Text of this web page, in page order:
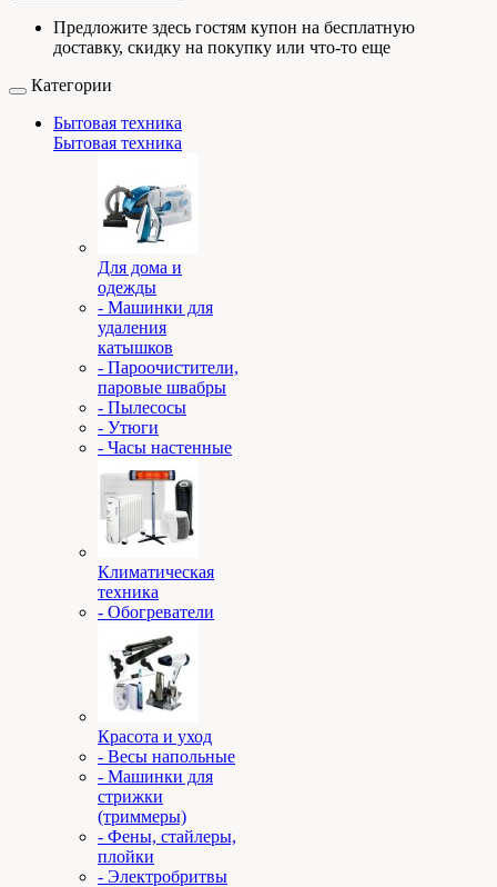
Предложите здесь гостям купон на бесплатную
доставку, скидку на покупку или что-то еще
Категории
Бытовая техника
Бытовая техника
Для дома и
одежды
- Машинки для
удаления
катышков
- Пароочистители,
паровые швабры
- Пылесосы
- Утюги
- Часы настенные
Климатическая
техника
- Обогреватели
Красота и уход
- Весы напольные
- Машинки для
стрижки
(триммеры)
- Фены, стайлеры,
плойки
- Электробритвы